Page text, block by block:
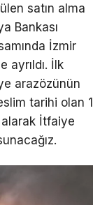
satın alma
Bankası
İzmir
ayrıldı. İlk
arazözünün
tarihi olan 1
alarak İtfaiye